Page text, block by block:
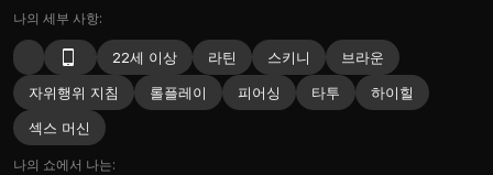
나의 세부 사항:
22세 이상 라틴 스키니
브라운
자위행위 지침
롤플레이 피어싱 타투
하이힐
섹스 머신
나의 쇼에서 나는: